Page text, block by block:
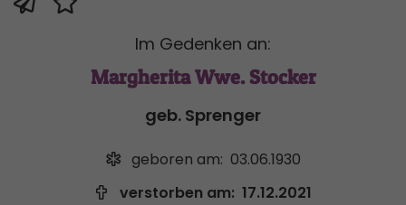
Im Gedenken an:
Margherita Wwe. Stocker
geb. Sprenger
geboren am: 03.06.1930
verstorben am: 17.12.2021